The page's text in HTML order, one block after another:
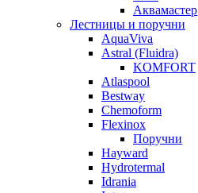
Аквамастер
Лестницы и поручни
AquaViva
Astral (Fluidra)
KOMFORT
Atlaspool
Bestway
Chemoform
Flexinox
Поручни
Hayward
Hydrotermal
Idrania